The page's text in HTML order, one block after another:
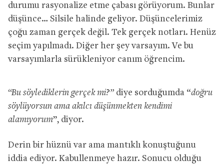
durumu rasyonalize etme çabası görüyorum. Bunlar
düşünce… Silsile halinde geliyor. Düşüncelerimiz
çoğu zaman gerçek değil. Tek gerçek notları. Henüz
seçim yapılmadı. Diğer her şey varsayım. Ve bu
varsayımlarla sürükleniyor canım öğrencim.
“Bu söylediklerin gerçek mi?” diye sorduğumda “doğru
söylüyorsun ama akılcı düşünmekten kendimi
alamıyorum”, diyor.
Derin bir hüznü var ama mantıklı konuştuğunu
iddia ediyor. Kabullenmeye hazır. Sonucu olduğu